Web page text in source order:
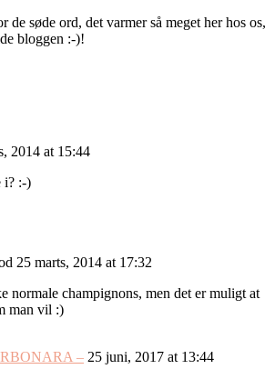
de søde ord, det varmer så meget her hos os,
bloggen :-)!
2014 at 15:44
i? :-)
25 marts, 2014 at 17:32
normale champignons, men det er muligt at
man vil :)
– 25 juni, 2017 at 13:44